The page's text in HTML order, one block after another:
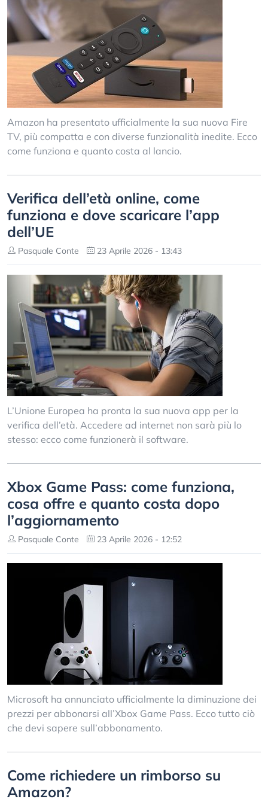
Amazon ha presentato ufficialmente la sua nuova Fire
TV, più compatta e con diverse funzionalità inedite. Ecco
come funziona e quanto costa al lancio.
Verifica dell’età online, come
funziona e dove scaricare l’app
dell’UE
Pasquale Conte 23 Aprile 2026 - 13:43
L’Unione Europea ha pronta la sua nuova app per la
verifica dell’età. Accedere ad internet non sarà più lo
stesso: ecco come funzionerà il software.
Xbox Game Pass: come funziona,
cosa offre e quanto costa dopo
l’aggiornamento
Pasquale Conte 23 Aprile 2026 - 12:52
Microsoft ha annunciato ufficialmente la diminuzione dei
prezzi per abbonarsi all’Xbox Game Pass. Ecco tutto ciò
che devi sapere sull’abbonamento.
Come richiedere un rimborso su
Amazon?